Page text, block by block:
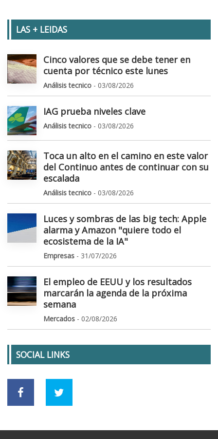
LAS + LEIDAS
Cinco valores que se debe tener en
cuenta por técnico este lunes
Análisis tecnico - 03/08/2026
IAG prueba niveles clave
Análisis tecnico - 03/08/2026
Toca un alto en el camino en este valor
del Continuo antes de continuar con su
escalada
Análisis tecnico - 03/08/2026
Luces y sombras de las big tech: Apple
alarma y Amazon "quiere todo el
ecosistema de la IA"
Empresas - 31/07/2026
El empleo de EEUU y los resultados
marcarán la agenda de la próxima
semana
Mercados - 02/08/2026
SOCIAL LINKS